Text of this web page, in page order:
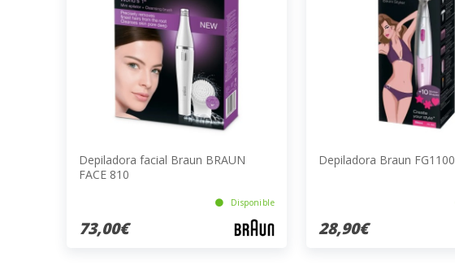
Depiladora facial Braun BRAUN
FACE 810
Disponible
73,00€
Depiladora Braun FG1100
28,90€